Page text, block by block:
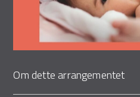
Vi
Om dette arrangementet